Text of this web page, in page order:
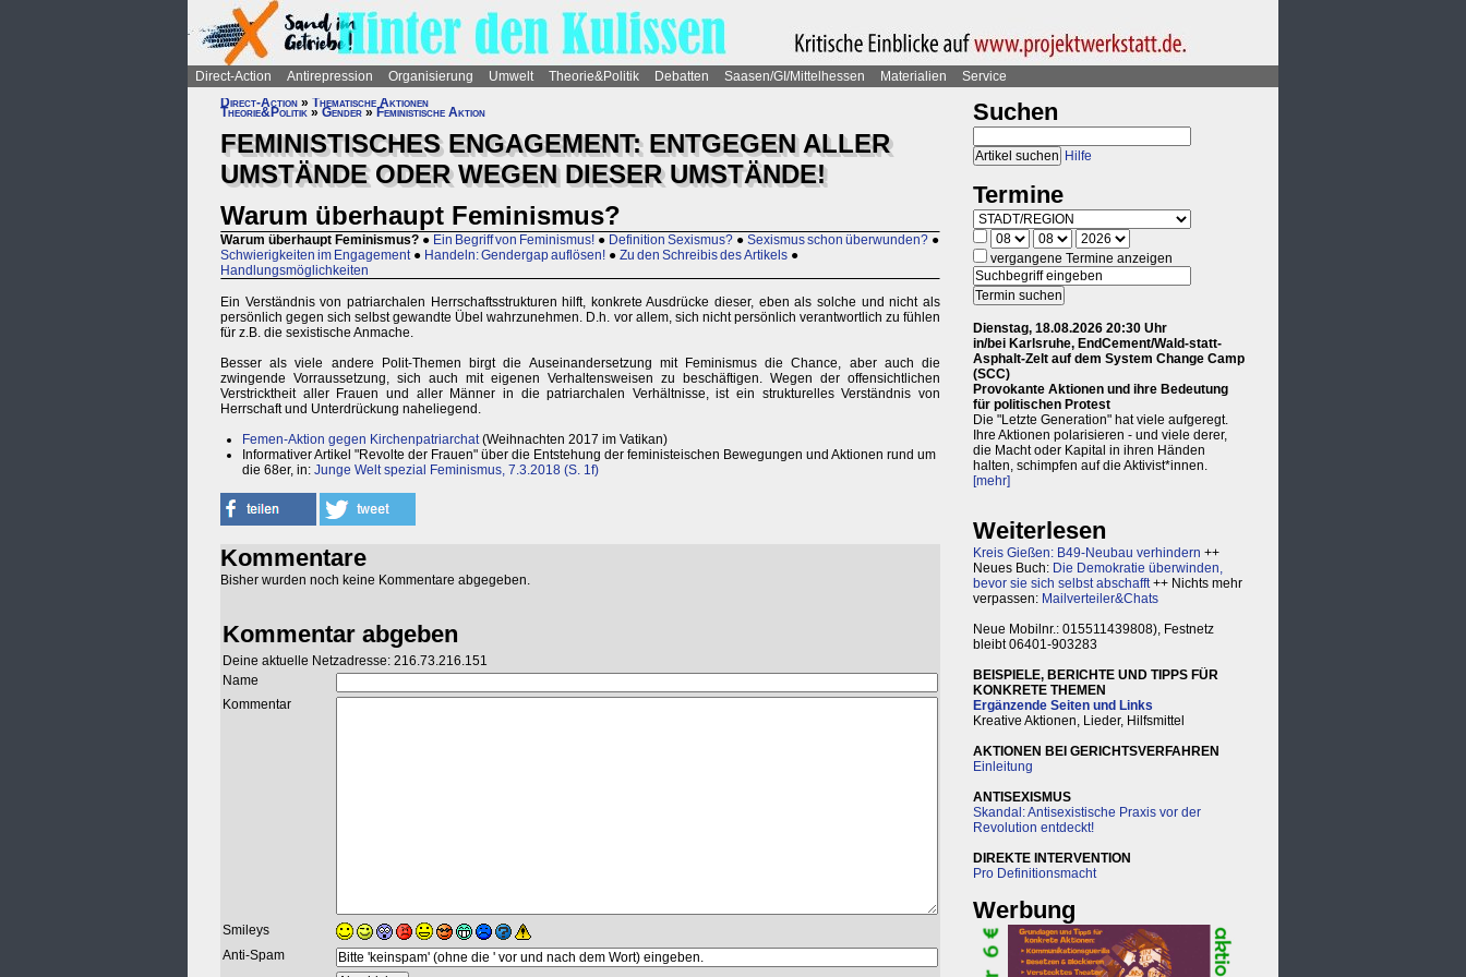
Direct-Action Antirepression Organisierung Umwelt Theorie&Politik Debatten Saasen/GI/Mittelhessen Materialien
Service
Direct-Action » Thematische Aktionen
Theorie&Politik » Gender » Feministische Aktion
FEMINISTISCHES ENGAGEMENT: ENTGEGEN ALLER
UMSTÄNDE ODER WEGEN DIESER UMSTÄNDE!
Warum überhaupt Feminismus?
Warum überhaupt Feminismus? ● Ein Begriff von Feminismus! ● Definition Sexismus? ● Sexismus schon überwunden? ●
Schwierigkeiten im Engagement ● Handeln: Gendergap auflösen! ● Zu den Schreibis des Artikels ●
Handlungsmöglichkeiten
Ein Verständnis von patriarchalen Herrschaftsstrukturen hilft, konkrete Ausdrücke dieser, eben als solche und nicht als
persönlich gegen sich selbst gewandte Übel wahrzunehmen. D.h. vor allem, sich nicht persönlich verantwortlich zu fühlen
für z.B. die sexistische Anmache.
Besser als viele andere Polit-Themen birgt die Auseinandersetzung mit Feminismus die Chance, aber auch die
zwingende Vorraussetzung, sich auch mit eigenen Verhaltensweisen zu beschäftigen. Wegen der offensichtlichen
Verstricktheit aller Frauen und aller Männer in die patriarchalen Verhältnisse, ist ein strukturelles Verständnis von
Herrschaft und Unterdrückung naheliegend.
Femen-Aktion gegen Kirchenpatriarchat(Weihnachten 2017 im Vatikan)
Informativer Artikel "Revolte der Frauen" über die Entstehung der feministeischen Bewegungen und Aktionen rund um
die 68er, in: Junge Welt spezial Feminismus, 7.3.2018 (S. 1f)
Kommentare
Bisher wurden noch keine Kommentare abgegeben.
Kommentar abgeben
Deine aktuelle Netzadresse: 216.73.216.151
Name
Kommentar
Smileys
Anti-Spam
Suchen
Hilfe
Termine
vergangene Termine anzeigen
Dienstag, 18.08.2026 20:30 Uhr
in/bei Karlsruhe, EndCement/Wald-statt-
Asphalt-Zelt auf dem System Change Camp
(SCC)
Provokante Aktionen und ihre Bedeutung
für politischen Protest
Die "Letzte Generation" hat viele aufgeregt.
Ihre Aktionen polarisieren - und viele derer,
die Macht oder Kapital in ihren Händen
halten, schimpfen auf die Aktivist*innen.
[mehr]
Weiterlesen
Kreis Gießen: B49-Neubau verhindern ++
Neues Buch: Die Demokratie überwinden,
bevor sie sich selbst abschafft++ Nichts mehr
verpassen: Mailverteiler&Chats
Neue Mobilnr.: 015511439808), Festnetz
bleibt 06401-903283
BEISPIELE, BERICHTE UND TIPPS FÜR
KONKRETE THEMEN
Ergänzende Seiten und Links
Kreative Aktionen, Lieder, Hilfsmittel
AKTIONEN BEI GERICHTSVERFAHREN
Einleitung
ANTISEXISMUS
Skandal: Antisexistische Praxis vor der
Revolution entdeckt!
DIREKTE INTERVENTION
Pro Definitionsmacht
Werbung